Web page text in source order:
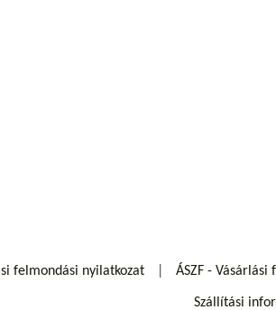
felmondási nyilatkozat ÁSZF - Vásárlási
Szállítási